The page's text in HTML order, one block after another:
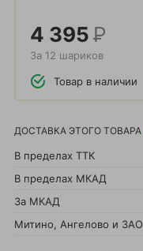
4 395Р
За 12 шариков
Товар в наличии
ДОСТАВКА ЭТОГО ТОВАРА
В пределах ТТК
В пределах МКАД
За МКАД
Митино, Ангелово и ЗАО